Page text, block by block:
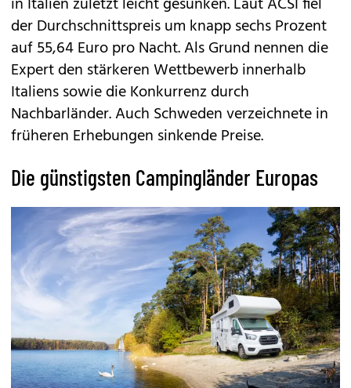
der Durchschnittspreis um knapp sechs Prozent
auf 55,64 Euro pro Nacht. Als Grund nennen die
Expert den stärkeren Wettbewerb innerhalb
Italiens sowie die Konkurrenz durch
Nachbarländer. Auch Schweden verzeichnete in
früheren Erhebungen sinkende Preise.
Die günstigsten Campingländer Europas